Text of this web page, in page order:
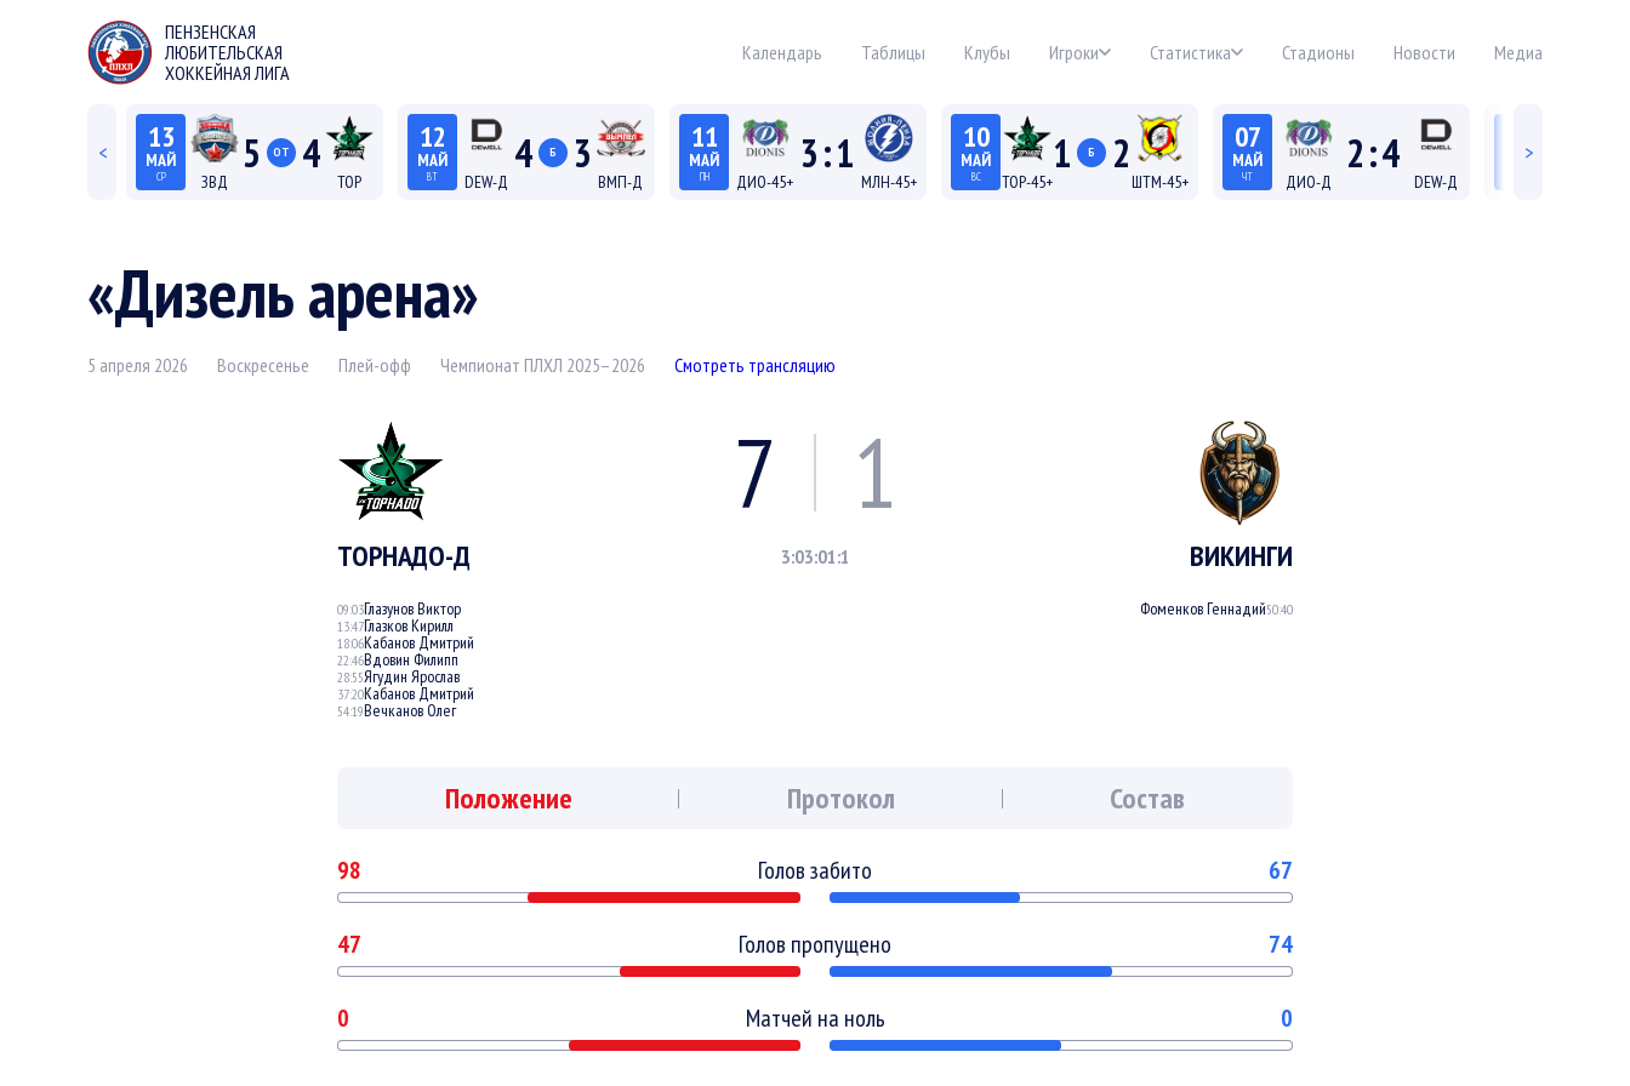
ПЕНЗЕНСКАЯ
ЛЮБИТЕЛЬСКАЯ
ХОККЕЙНАЯ ЛИГА
Календарь Таблицы Клубы Игроки Статистика Стадионы Новости Медиа
< >
13
МАЙ
СР ЗВД
5 ОТ 4
ТОР
12
МАЙ
ВТ DEW-Д
4 Б 3
ВМП-Д
11
МАЙ
ПН ДИО-45+
3:1
МЛН-45+
10
МАЙ
ВС ТОР-45+
1 Б 2
ШТМ-45+
07
МАЙ
ЧТ ДИО-Д
2:4
DEW-Д
МАЙ
«Дизель арена»
5 апреля 2026 Воскресенье Плей-офф Чемпионат ПЛХЛ 2025–2026 Смотреть трансляцию
7 1
ТОРНАДО-Д 3:03:01:1 ВИКИНГИ
09:03Глазунов Виктор
13:47Глазков Кирилл
18:06Кабанов Дмитрий
22:46Вдовин Филипп
28:55Ягудин Ярослав
37:20Кабанов Дмитрий
54:19Вечканов Олег
Фоменков Геннадий50:40
Положение Протокол Состав
98 Голов забито 67
47 Голов пропущено 74
0 Матчей на ноль 0